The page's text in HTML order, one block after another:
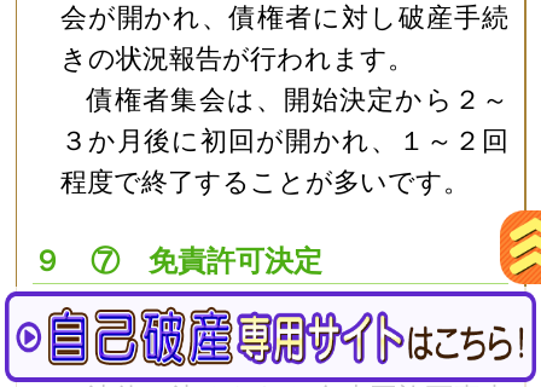
会が開かれ、債権者に対し破産手続
きの状況報告が行われます。
債権者集会は、開始決定から２～
３か月後に初回が開かれ、１～２回
程度で終了することが多いです。
９ ⑦ 免責許可決定
全ての手続きが終わると、裁判所
が免責か否かを判断します。